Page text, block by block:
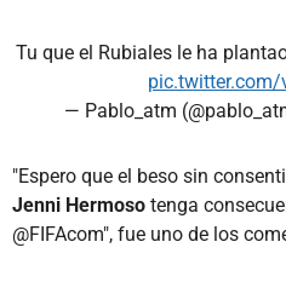
Tu que el Rubiales le ha
pic.twitter.com/
— Pablo_atm
"Espero que el beso sin
Jenni Hermoso tenga
@FIFAcom", fue uno de los